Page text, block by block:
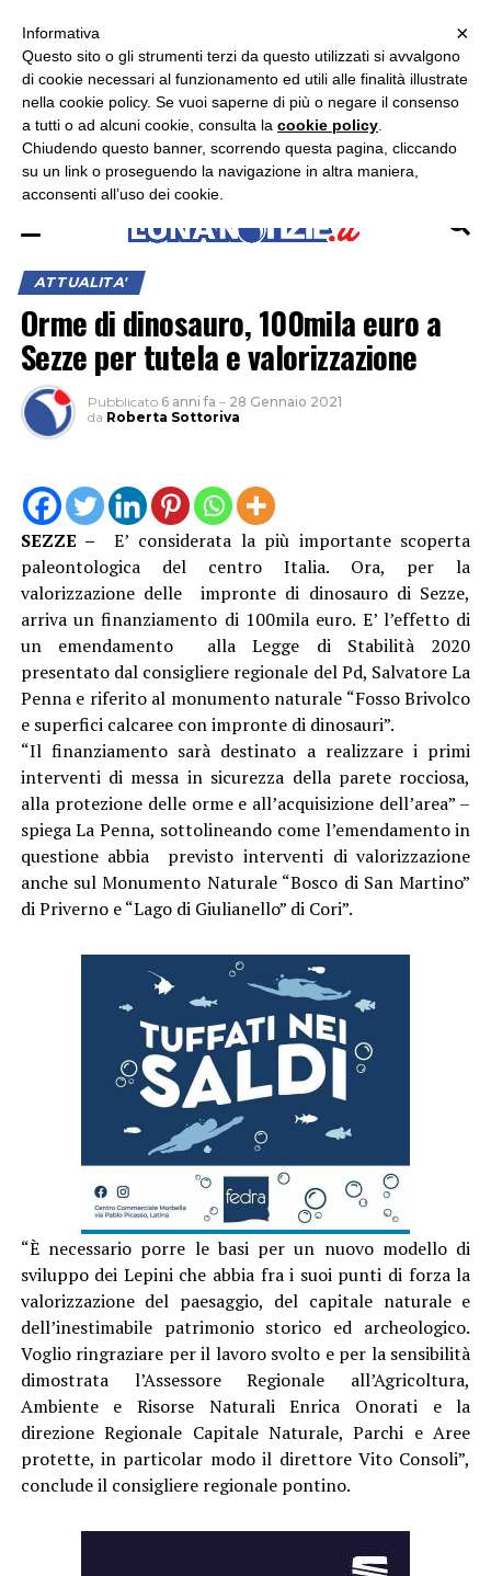
ASCOLTA RADIO LUNA
ATTUALITA'
Orme di dinosauro, 100mila euro a
Sezze per tutela e valorizzazione
Pubblicato 6 anni fa – 28 Gennaio 2021
da Roberta Sottoriva
SEZZE – E’ considerata la più importante scoperta
paleontologica del centro Italia. Ora, per la
valorizzazione delle impronte di dinosauro di Sezze,
arriva un finanziamento di 100mila euro. E’ l’effetto di
un emendamento alla Legge di Stabilità 2020
presentato dal consigliere regionale del Pd, Salvatore La
Penna e riferito al monumento naturale “Fosso Brivolco
e superfici calcaree con impronte di dinosauri”.
“Il finanziamento sarà destinato a realizzare i primi
interventi di messa in sicurezza della parete rocciosa,
alla protezione delle orme e all’acquisizione dell’area” –
spiega La Penna, sottolineando come l’emendamento in
questione abbia previsto interventi di valorizzazione
anche sul Monumento Naturale “Bosco di San Martino”
di Priverno e “Lago di Giulianello” di Cori”.
“È necessario porre le basi per un nuovo modello di
sviluppo dei Lepini che abbia fra i suoi punti di forza la
valorizzazione del paesaggio, del capitale naturale e
dell’inestimabile patrimonio storico ed archeologico.
Voglio ringraziare per il lavoro svolto e per la sensibilità
dimostrata l’Assessore Regionale all’Agricoltura,
Ambiente e Risorse Naturali Enrica Onorati e la
direzione Regionale Capitale Naturale, Parchi e Aree
protette, in particolar modo il direttore Vito Consoli”,
conclude il consigliere regionale pontino.
×
×
Informativa
Questo sito o gli strumenti terzi da questo utilizzati si avvalgono
di cookie necessari al funzionamento ed utili alle finalità illustrate
nella cookie policy. Se vuoi saperne di più o negare il consenso
a tutti o ad alcuni cookie, consulta la cookie policy
Chiudendo questo banner, scorrendo questa pagina, cliccando
su un link o proseguendo la navigazione in altra maniera,
acconsenti all’uso dei cookie.